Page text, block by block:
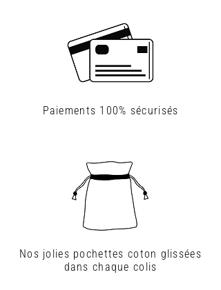
Paiements 100% sécurisés
Nos jolies pochettes coton glissées
dans chaque colis